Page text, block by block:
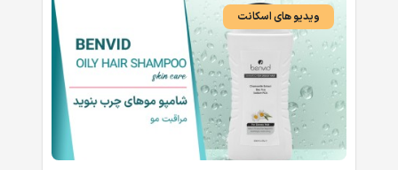
ویدیو های اسکانت